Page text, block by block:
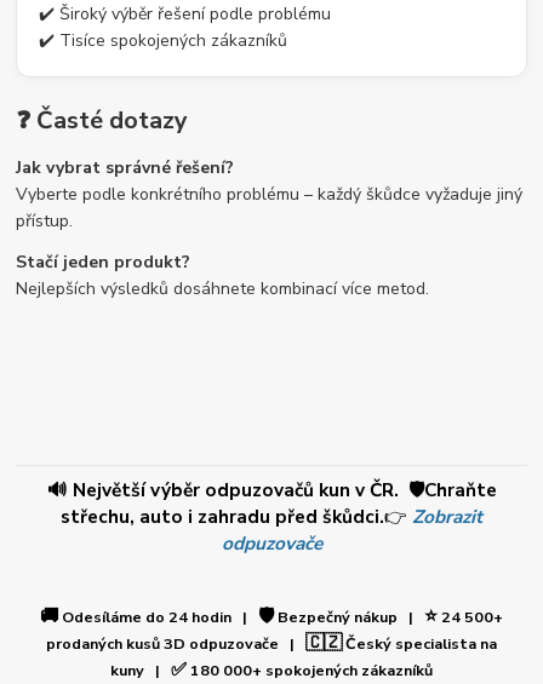
✔️ Široký výběr řešení podle problému
✔️ Tisíce spokojených zákazníků
❓ Časté dotazy
Jak vybrat správné řešení?
Vyberte podle konkrétního problému – každý škůdce vyžaduje jiný
přístup.
Stačí jeden produkt?
Nejlepších výsledků dosáhnete kombinací více metod.
🔊 Největší výběr odpuzovačů kun v ČR. 🛡️Chraňte
střechu, auto i zahradu před škůdci.👉 Zobrazit
odpuzovače
🚚 Odesíláme do 24 hodin | 🛡️Bezpečný nákup | ⭐24 500+
prodaných kusů 3D odpuzovače | 🇨🇿Český specialista na
kuny | ✅ 180 000+ spokojených zákazníků